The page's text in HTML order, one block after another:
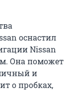
оснастил
Nissan
Она поможет
и
о пробках,